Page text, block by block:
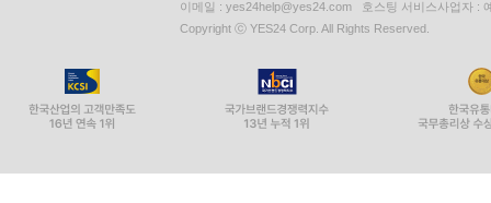
이메일 : yes24help@yes24.com 호스팅 서비스사업자 :
Copyright ⓒ YES24 Corp. All Rights Reserved.